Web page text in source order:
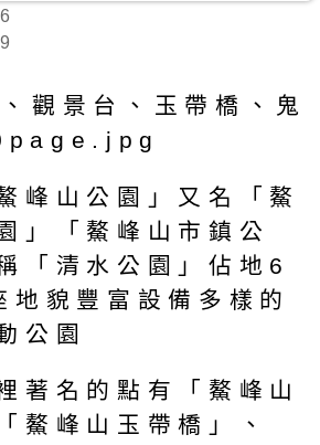
峰山公園」又名「鰲
」「鰲峰山市鎮公
「清水公園」佔地6
地貌豐富設備多樣的
公園
著名的點有「鰲峰山
鰲峰山玉帶橋」、